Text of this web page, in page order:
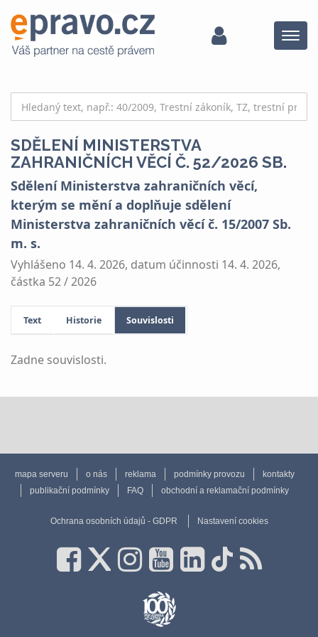
Menu
SDĚLENÍ MINISTERSTVA
ZAHRANIČNÍCH VĚCÍ Č. 52/2026 SB.
Sdělení Ministerstva zahraničních věcí,
kterým se mění a doplňuje sdělení
Ministerstva zahraničních věcí č. 15/2007 Sb.
m. s.
Vyhlášeno 14. 4. 2026, datum účinnosti 14. 4. 2026,
částka 52 / 2026
Text Historie Souvislosti
Zadne souvislosti.
mapa serveru o nás reklama podmínky provozu
kontakty
publikační podmínky
FAQ obchodní a reklamační podmínky
Ochrana osobních údajů - GDPR Nastavení cookies